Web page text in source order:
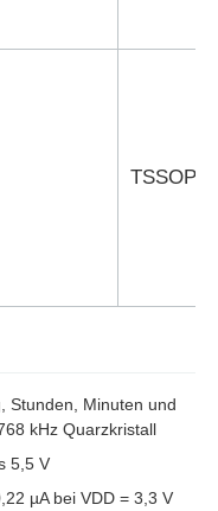
TSSOP8
Stunden, Minuten und
kHz Quarzkristall
5,5 V
µA bei VDD = 3,3 V